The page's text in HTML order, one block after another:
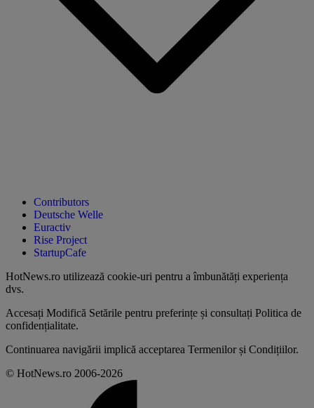
Contributors
Deutsche Welle
Euractiv
Rise Project
StartupCafe
HotNews.ro utilizează cookie-uri pentru a îmbunătăți experiența
dvs.
Accesați Modifică Setările pentru preferințe și consultați Politica de
confidențialitate.
Continuarea navigării implică acceptarea Termenilor și Condițiilor.
© HotNews.ro 2006-2026